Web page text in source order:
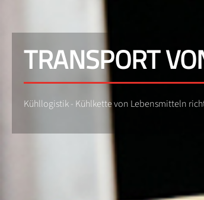
TRANSPORT
Kühllogistik - Kühlkette von Lebensmitteln